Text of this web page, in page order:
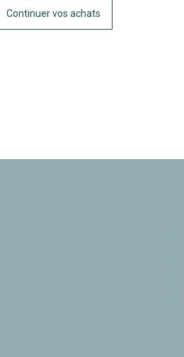
Continuer vos achats